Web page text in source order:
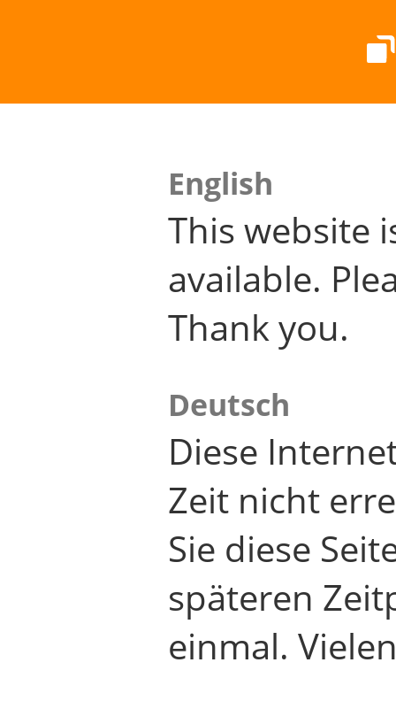
English
This website
available.
Thank you.
Deutsch
Diese
Zeit nicht
Sie diese
späteren
einmal.